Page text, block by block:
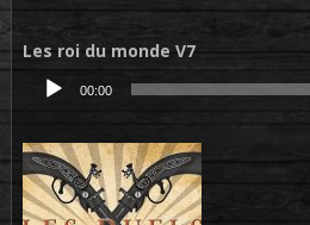
Les roi du monde V7
Lecteur
00:00